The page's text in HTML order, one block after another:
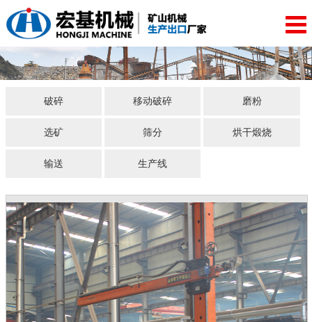
破碎 移动破碎 磨粉
选矿 筛分 烘干煅烧
输送 生产线